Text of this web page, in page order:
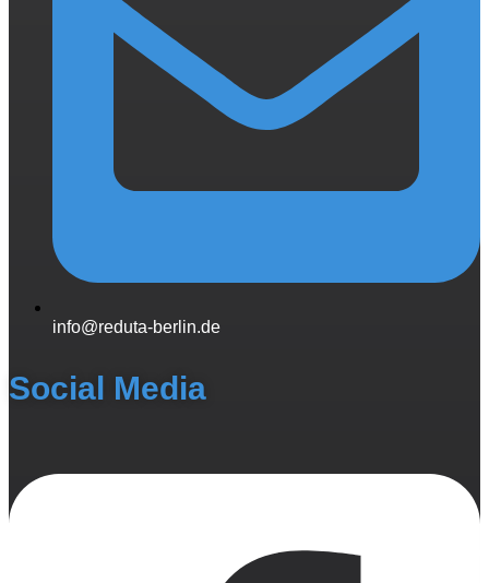
info@reduta-berlin.de
Social Media